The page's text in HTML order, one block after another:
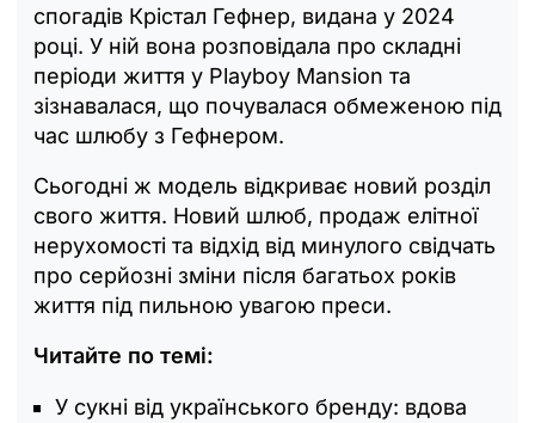
спогадів Крістал Гефнер, видана у 2024
році. У ній вона розповідала про складні
періоди життя у Playboy Mansion та
зізнавалася, що почувалася обмеженою під
час шлюбу з Гефнером.
Сьогодні ж модель відкриває новий розділ
свого життя. Новий шлюб, продаж елітної
нерухомості та відхід від минулого свідчать
про серйозні зміни після багатьох років
життя під пильною увагою преси.
Читайте по темі:
У сукні від українського бренду: вдова